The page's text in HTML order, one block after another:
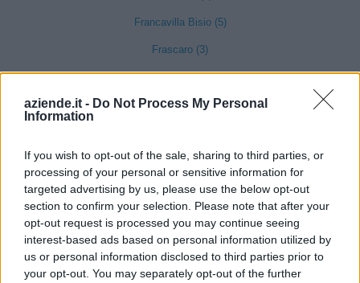
aziende.it - Do Not Process My Personal
Information
If you wish to opt-out of the sale, sharing to third parties, or
processing of your personal or sensitive information for
targeted advertising by us, please use the below opt-out
section to confirm your selection. Please note that after your
opt-out request is processed you may continue seeing
interest-based ads based on personal information utilized by
us or personal information disclosed to third parties prior to
your opt-out. You may separately opt-out of the further
Francavilla Bisio (5)
Frascaro (3)
Frassinello Monferrato (7)
Frassineto Po (14)
Frugarolo (19)
Fubine Monferrato (19)
Gabiano (16)
Gamalero (6)
Garbagna (3)